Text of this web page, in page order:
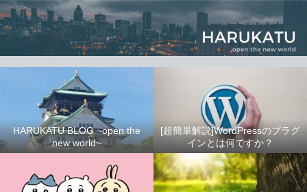
HARUKATU BLOG ~open the
new world~
[超簡単解説]WordPressのプラグ
インとは何ですか？